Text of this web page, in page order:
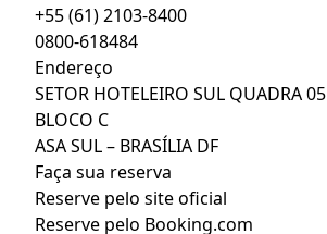
+55 (61) 2103-8400
0800-618484
Endereço
SETOR HOTELEIRO SUL QUADRA 05
BLOCO C
ASA SUL – BRASÍLIA DF
Faça sua reserva
Reserve pelo site oficial
Reserve pelo Booking.com